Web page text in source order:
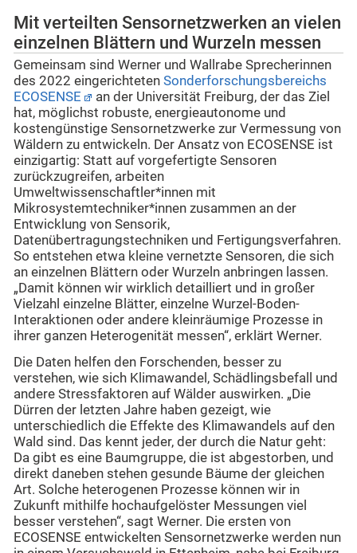
Mit verteilten Sensornetzwerken an vielen
einzelnen Blättern und Wurzeln messen
Gemeinsam sind Werner und Wallrabe Sprecherinnen
des 2022 eingerichteten Sonderforschungsbereichs
ECOSENSE
an der Universität Freiburg, der das Ziel
hat, möglichst robuste, energieautonome und
kostengünstige Sensornetzwerke zur Vermessung von
Wäldern zu entwickeln. Der Ansatz von ECOSENSE ist
einzigartig: Statt auf vorgefertigte Sensoren
zurückzugreifen, arbeiten
Umweltwissenschaftler*innen mit
Mikrosystemtechniker*innen zusammen an der
Entwicklung von Sensorik,
Datenübertragungstechniken und Fertigungsverfahren.
So entstehen etwa kleine vernetzte Sensoren, die sich
an einzelnen Blättern oder Wurzeln anbringen lassen.
„Damit können wir wirklich detailliert und in großer
Vielzahl einzelne Blätter, einzelne Wurzel-Boden-
Interaktionen oder andere kleinräumige Prozesse in
ihrer ganzen Heterogenität messen“, erklärt Werner.
Die Daten helfen den Forschenden, besser zu
verstehen, wie sich Klimawandel, Schädlingsbefall und
andere Stressfaktoren auf Wälder auswirken. „Die
Dürren der letzten Jahre haben gezeigt, wie
unterschiedlich die Effekte des Klimawandels auf den
Wald sind. Das kennt jeder, der durch die Natur geht:
Da gibt es eine Baumgruppe, die ist abgestorben, und
direkt daneben stehen gesunde Bäume der gleichen
Art. Solche heterogenen Prozesse können wir in
Zukunft mithilfe hochaufgelöster Messungen viel
besser verstehen“, sagt Werner. Die ersten von
ECOSENSE entwickelten Sensornetzwerke werden nun